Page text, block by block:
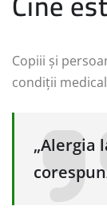
Copiii și
condiții
„Alergia